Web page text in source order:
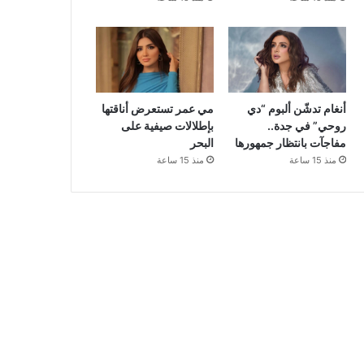
أنغام تدشّن ألبوم “دي
روحي” في جدة..
مفاجآت بانتظار جمهورها
منذ 15 ساعة
مي عمر تستعرض أناقتها
بإطلالات صيفية على
البحر
منذ 15 ساعة